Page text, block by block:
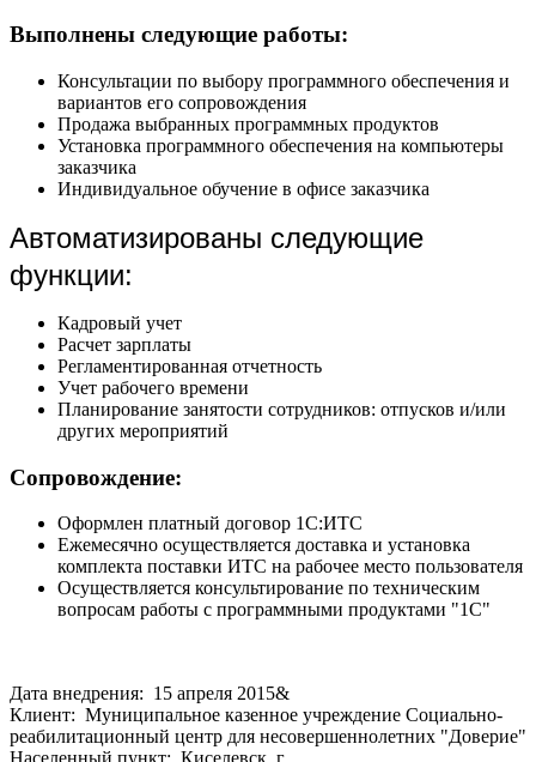
Выполнены следующие работы:
Консультации по выбору программного обеспечения и
вариантов его сопровождения
Продажа выбранных программных продуктов
Установка программного обеспечения на компьютеры
заказчика
Индивидуальное обучение в офисе заказчика
Автоматизированы следующие
функции:
Кадровый учет
Расчет зарплаты
Регламентированная отчетность
Учет рабочего времени
Планирование занятости сотрудников: отпусков и/или
других мероприятий
Сопровождение:
Оформлен платный договор 1С:ИТС
Ежемесячно осуществляется доставка и установка
комплекта поставки ИТС на рабочее место пользователя
Осуществляется консультирование по техническим
вопросам работы с программными продуктами "1С"
Дата внедрения: 15 апреля 2015&
Клиент: Муниципальное казенное учреждение Социально-
реабилитационный центр для несовершеннолетних "Доверие"